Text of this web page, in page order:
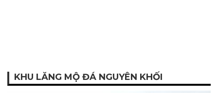
KHU LĂNG MỘ ĐÁ NGUYÊN KHỐI